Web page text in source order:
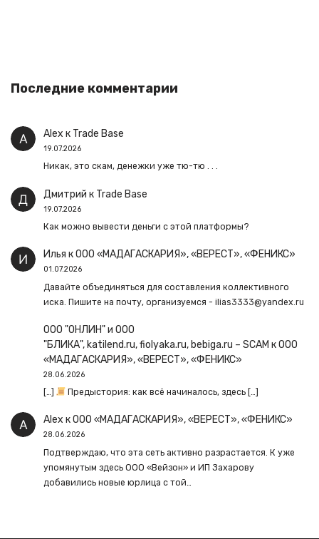
Последние комментарии
Alex к Trade Base
19.07.2026
Никак, это скам, денежки уже тю-тю . . .
Дмитрий к Trade Base
19.07.2026
Как можно вывести деньги с этой платформы?
Илья кООО «МАДАГАСКАРИЯ», «ВЕРЕСТ», «ФЕНИКС»
01.07.2026
Давайте объединяться для составления коллективного
иска. Пишите на почту, организуемся - ilias3333@yandex.ru
ООО "ОНЛИН" и ООО
"БЛИКА", katilend.ru, fiolyaka.ru, bebiga.ru – SCAM кООО
«МАДАГАСКАРИЯ», «ВЕРЕСТ», «ФЕНИКС»
28.06.2026
[…] Предыстория: как всё начиналось, здесь […]
Alex кООО «МАДАГАСКАРИЯ», «ВЕРЕСТ», «ФЕНИКС»
28.06.2026
Подтверждаю, что эта сеть активно разрастается. К уже
упомянутым здесь ООО «Вейзон» и ИП Захарову
добавились новые юрлица с той…